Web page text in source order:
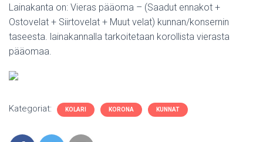
Lainakanta on: Vieras pääoma – (Saadut ennakot +
Ostovelat + Siirtovelat + Muut velat) kunnan/konsernin
taseesta. lainakannalla tarkoitetaan korollista vierasta
pääomaa.
Kategoriat: KOLARI KORONA KUNNAT